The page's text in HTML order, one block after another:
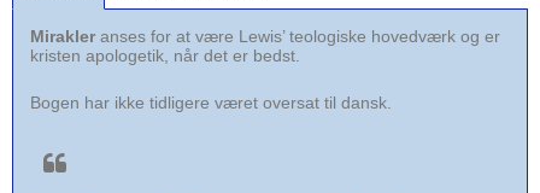
Mirakleranses for at være Lewis’ teologiske hovedværk og er
kristen apologetik, når det er bedst.
Bogen har ikke tidligere været oversat til dansk.